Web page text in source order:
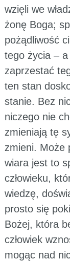
wzięli we
żonę Boga;
pożądliwość
tego życia – a
zaprzestać
ten stan
stanie. Bez
niczego nie
zmieniają tę
zmieni. Może
wiara jest to
człowieku,
wiedzę,
prosto się
Bożej, która
człowiek
mogąc nad